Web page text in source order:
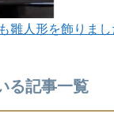
雛人形を飾りまし
る記事一覧